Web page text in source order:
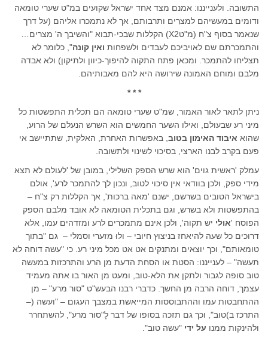
התשובה. ולענייננו: אמנם מצד אחד ישראל שקועים במ"ט שערי טומאה
ודומים במעשיהם למצרִים ותרבותם, אך לא נתמכרו אליהם (על דרך
שנאמר בסוף צ"ח (מ"טX2) הקללות שבכי-תבוא "והשיבך ה' מצרים…
והתמכרתם שם לאויביכם לעבדים ולשפחות ואין קונה", כלומר לא
תצליחו להתמכר. ומכאן פתח התקוה להיפוך-כיוון ולתיקון) ולא אבדה
מלבם ומוחם האמונה שירושה היא להם מאבותיהם.
* * *
ניתן לתאר לאור האמור, שמ"ט שערי טומאה הם תכלית התפשטות כל
מיני רע שבעולם, ואילו השער החמשים הוא השרש הנעלם של הרוע,
שהוא איבוד האימון בטוב , באפשרות האחרת, האלקית, שתתיישב אי
פעם בקרב לבנו הארצי, בסיכוי לשינוי ולתשובה.
עמלק 'ראשית גוים' הוא שרש הספק השלילי, במובן של 'לעולם לא תצא
מידי ספק, ולכן בוודאי אין סיכוי לטוב, ונכון לך להתמכר לרע', אולם
בישראל הטובים בשרשם, ישנם 'מאה ברכות', אך הקללות רק צ"ח –
בהתפשטות ולא בשרש, וגם בתכלית הטומאה לא אובד מלבם הספק
הפוסח 'אולי יש תקוה', ולכן אינם מתמכרים לרע ומזדהים עמו, אלא
דרוכים כל שעה להיאחז בניצוץ חיובי – ולוּ מזערי וסמלי – גם "בתוך
טומאותם", וכך יוצאים ומתנקים אט אט מכל מיני רע. כי "עשה דוחה לא
תעשה" – לענייננו: הסטת או הסחת הדעת מן הרע והתרכזות במעשה
טוב סופה לגבור ולתקן את הלא-טוב, ומעט מן האור בו אתה מעמיד
עצמך, דוחה הרבה מן החשך. כדברי רבנו הבעש"ט "סור מרע" – מן
ההתחבטות עמו וההתבוססות המייאשת במצבך העגום – "ועשה (–
התרכז ב)טוב", וכך גם תזכה בסופו של דבר לָ"סור מרע", להשתחרר
ולהינקות ממנו על ידי "עשה טוב".